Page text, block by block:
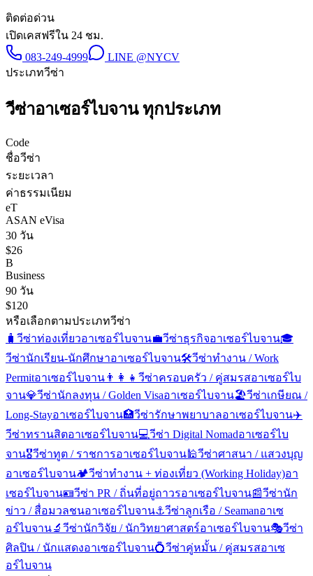
ติดต่อด่วน
เปิดเคสฟรีใน 24 ชม.
083-249-4999
LINE @NYCV
ประเภทวีซ่า
วีซ่าอาเซอร์ไบจาน ทุกประเภท
Code
ชื่อวีซ่า
ระยะเวลา
ค่าธรรมเนียม
eT
ASAN eVisa
30 วัน
$26
B
Business
90 วัน
$120
หรือเลือกตามประเภทวีซ่า
🧳 วีซ่าท่องเที่ยวอาเซอร์ไบจาน💼วีซ่าธุรกิจอาเซอร์ไบจาน🎓
วีซ่านักเรียน-นักศึกษาอาเซอร์ไบจาน🛠️วีซ่าทำงาน / Work
Permitอาเซอร์ไบจาน 👨‍👩‍👧 วีซ่าครอบครัว / คู่สมรสอาเซอร์ไบ
จาน💎วีซ่านักลงทุน / Golden Visaอาเซอร์ไบจาน🏖️วีซ่าเกษียณ /
Long-Stayอาเซอร์ไบจาน🏥วีซ่ารักษาพยาบาลอาเซอร์ไบจาน✈️
วีซ่าทรานสิตอาเซอร์ไบจาน💻วีซ่า Digital Nomadอาเซอร์ไบ
จาน🎖️วีซ่าทูต / ราชการอาเซอร์ไบจาน🕌วีซ่าศาสนา / แสวงบุญ
อาเซอร์ไบจาน🏕️วีซ่าทำงาน + ท่องเที่ยว (Working Holiday)อา
เซอร์ไบจาน🪪วีซ่า PR / ถิ่นที่อยู่ถาวรอาเซอร์ไบจาน📰วีซ่านัก
ข่าว / สื่อมวลชนอาเซอร์ไบจาน⚓วีซ่าลูกเรือ / Seamanอาเซ
อร์ไบจาน🔬 วีซ่านักวิจัย / นักวิทยาศาสตร์อาเซอร์ไบจาน🎭วีซ่า
ศิลปิน / นักแสดงอาเซอร์ไบจาน💍วีซ่าคู่หมั้น / คู่สมรสอาเซ
อร์ไบจาน